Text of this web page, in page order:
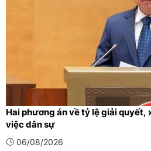
Hai phương án về tỷ lệ giải quyết,
việc dân sự
06/08/2026